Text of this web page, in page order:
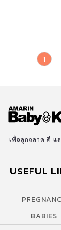
อพฤติกรรมของพ่อแ
1
เพื่อลูกฉลาด ดี แ
USEFUL
BABIES